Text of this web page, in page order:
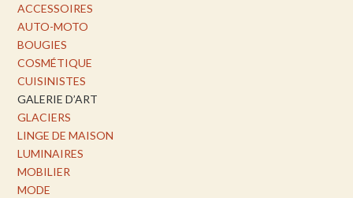
ACCESSOIRES
AUTO-MOTO
BOUGIES
COSMÉTIQUE
CUISINISTES
GALERIE D’ART
GLACIERS
LINGE DE MAISON
LUMINAIRES
MOBILIER
MODE